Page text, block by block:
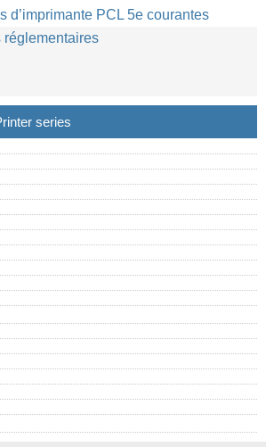
d’imprimante PCL 5e courantes
réglementaires
series